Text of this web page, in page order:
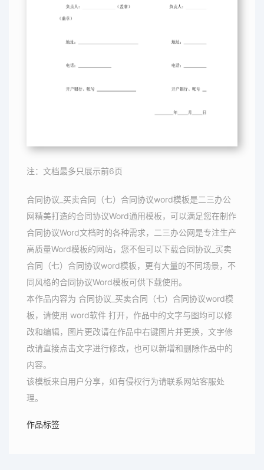
注：文档最多只展示前6页
合同协议_买卖合同（七）合同协议word模板是二三办公
网精美打造的合同协议Word通用模板，可以满足您在制作
合同协议Word文档时的各种需求，二三办公网是专注生产
高质量Word模板的网站，您不但可以下载合同协议_买卖
合同（七）合同协议word模板，更有大量的不同场景，不
同风格的合同协议Word模板可供下载使用。
本作品内容为 合同协议_买卖合同（七）合同协议word模
板，请使用 word软件 打开，作品中的文字与图均可以修
改和编辑，图片更改请在作品中右键图片并更换，文字修
改请直接点击文字进行修改，也可以新增和删除作品中的
内容。
该模板来自用户分享，如有侵权行为请联系网站客服处
理。
作品标签